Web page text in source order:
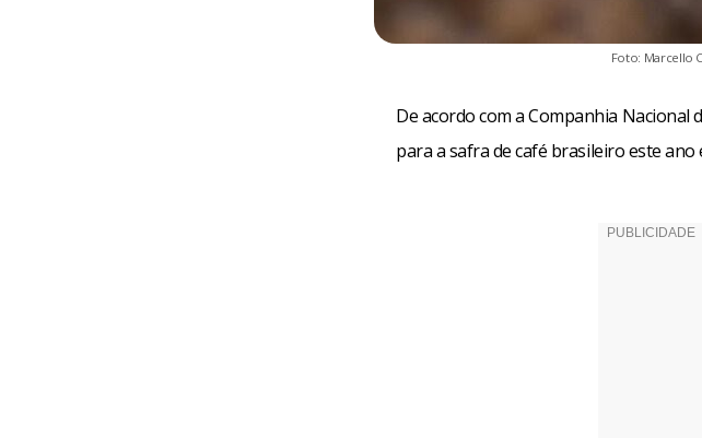
Foto: Marcello
De acordo com a Companhia Nacional
para a safra de café brasileiro este ano